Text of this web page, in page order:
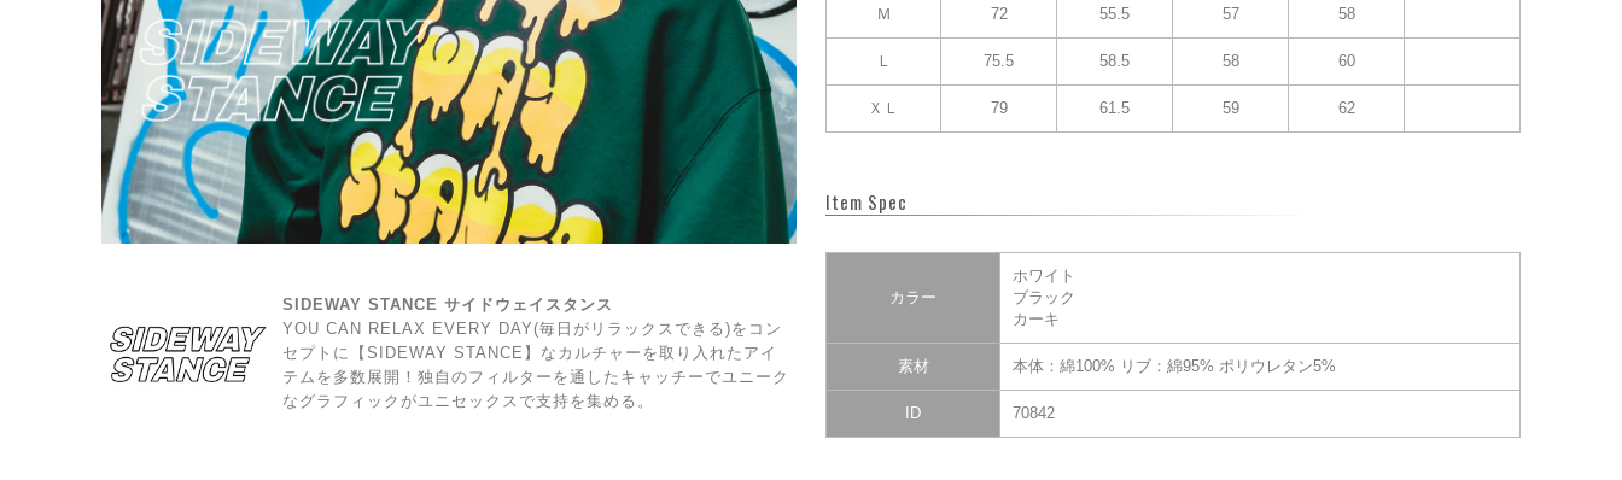
SIDEWAY STANCE サイドウェイスタンス
YOU CAN RELAX EVERY DAY(毎日がリラックスできる)をコン
セプトに【SIDEWAY STANCE】なカルチャーを取り入れたアイ
テムを多数展開！独自のフィルターを通したキャッチーでユニーク
なグラフィックがユニセックスで支持を集める。
Ｍ 72 55.5 57 58
Ｌ 75.5 58.5 58 60
ＸＬ 79 61.5 59 62
Item Spec
カラー
ホワイト
ブラック
カーキ
素材 本体：綿100% リブ：綿95% ポリウレタン5%
ID 70842